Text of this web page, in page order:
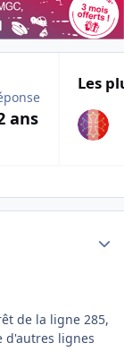
ans
Les
de la ligne 285,
d'autres lignes